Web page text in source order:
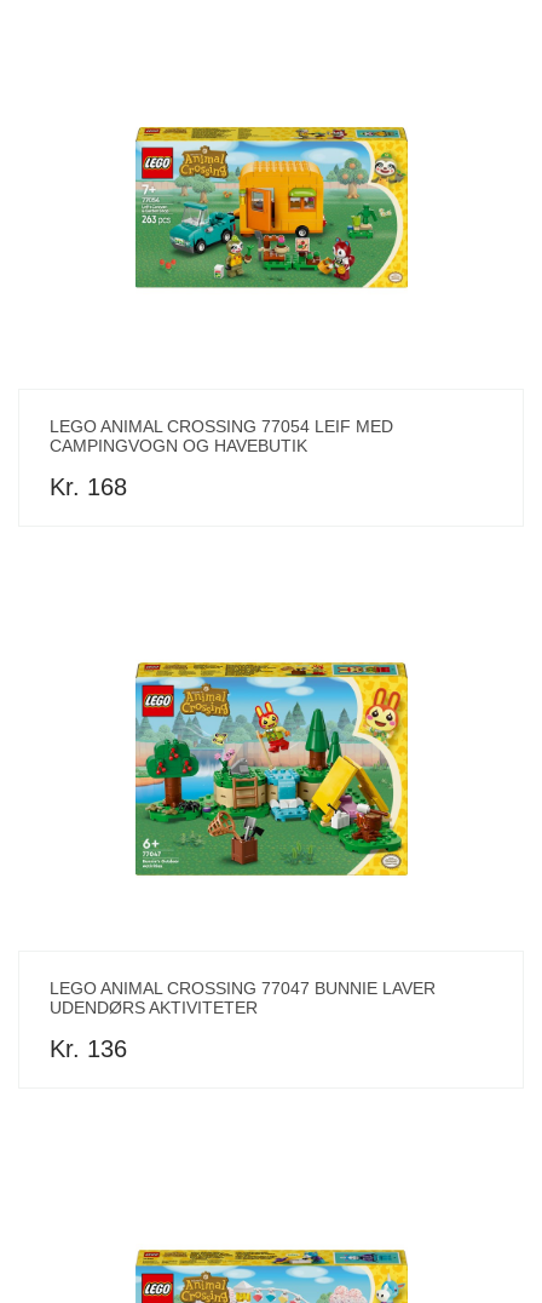
LEGO ANIMAL CROSSING 77054 LEIF MED
CAMPINGVOGN OG HAVEBUTIK
Kr. 168
LEGO ANIMAL CROSSING 77047 BUNNIE LAVER
UDENDØRS AKTIVITETER
Kr. 136